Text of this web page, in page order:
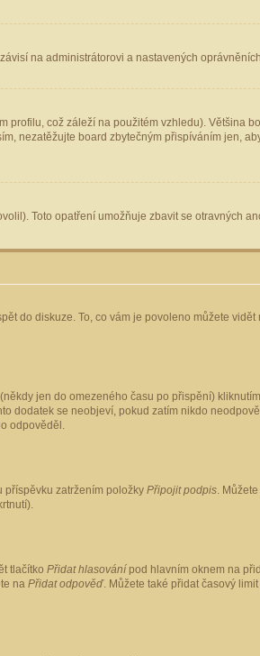
na administrátorovi a nastavených
což záleží na použitém vzhledu). Většina
nezatěžujte board zbytečným přispíváním jen,
Toto opatření umožňuje zbavit se otravných
do diskuze. To, co vám je povoleno můžete
jen do omezeného času po přispění)
dodatek se neobjeví, pokud zatím nikdo
odpověděl.
příspěvku zatržením položky Připojit podpis.
tlačítko Přidat hlasování pod hlavním oknem na
na Přidat odpověď. Můžete také přidat časový